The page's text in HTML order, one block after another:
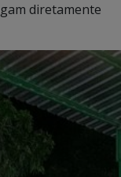
diretamente